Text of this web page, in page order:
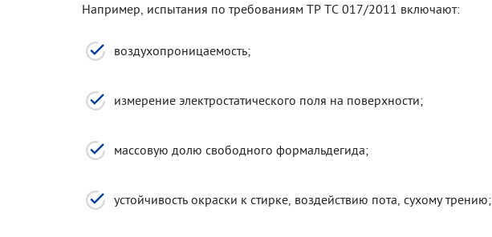
Например, испытания по требованиям ТР ТС 017/2011 включают:
воздухопроницаемость;
измерение электростатического поля на поверхности;
массовую долю свободного формальдегида;
устойчивость окраски к стирке, воздействию пота, сухому трению;